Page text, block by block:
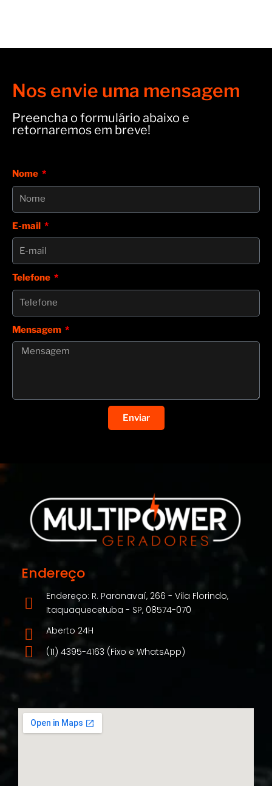
Nos envie uma mensagem
Preencha o formulário abaixo e
retornaremos em breve!
Nome
E-mail
Telefone
Mensagem
Enviar
Endereço
Endereço: R. Paranavaí, 266 - Vila Florindo,
Itaquaquecetuba - SP, 08574-070
Aberto 24H
(11) 4395-4163 (Fixo e WhatsApp)